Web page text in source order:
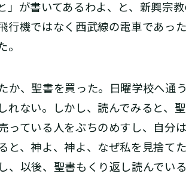
」が書いてあるわよ、と、新興宗
行機ではなく西武線の電車であっ
。
、聖書を買った。日曜学校へ通
れない。しかし、読んでみると、
っている人をぶちのめすし、自分
と、神よ、神よ、なぜ私を見捨て
、以後、聖書もくり返し読んでいる